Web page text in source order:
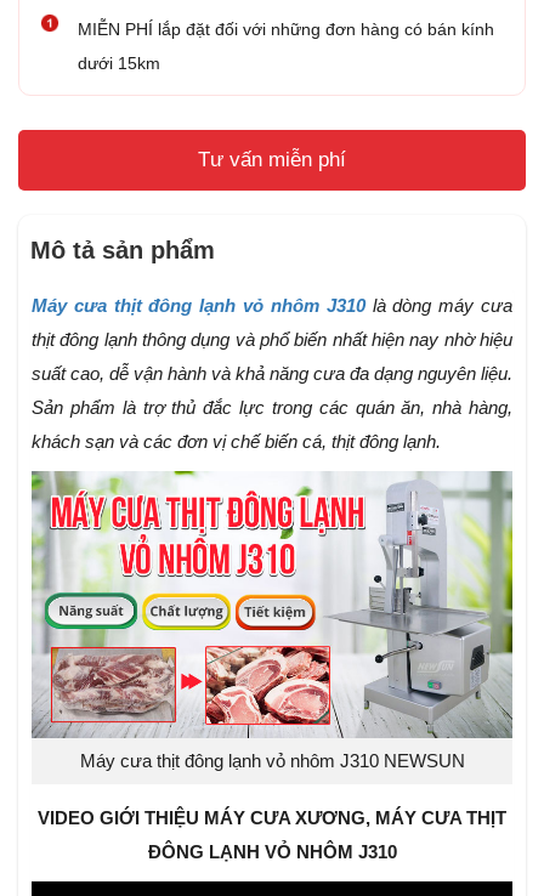
MIỄN PHÍ lắp đặt đối với những đơn hàng có bán kính
dưới 15km
Tư vấn miễn phí
Mô tả sản phẩm
Máy cưa thịt đông lạnh vỏ nhôm J310là dòng máy cưa
thịt đông lạnh thông dụng và phổ biến nhất hiện nay nhờ hiệu
suất cao, dễ vận hành và khả năng cưa đa dạng nguyên liệu.
Sản phẩm là trợ thủ đắc lực trong các quán ăn, nhà hàng,
khách sạn và các đơn vị chế biến cá, thịt đông lạnh.
Máy cưa thịt đông lạnh vỏ nhôm J310 NEWSUN
VIDEO GIỚI THIỆU MÁY CƯA XƯƠNG, MÁY CƯA THỊT
ĐÔNG LẠNH VỎ NHÔM J310